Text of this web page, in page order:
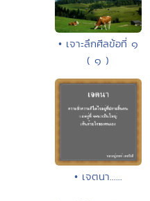
• เจาะลึกศีลข้อที่ ๑
( ๑ )
• เจตนา......